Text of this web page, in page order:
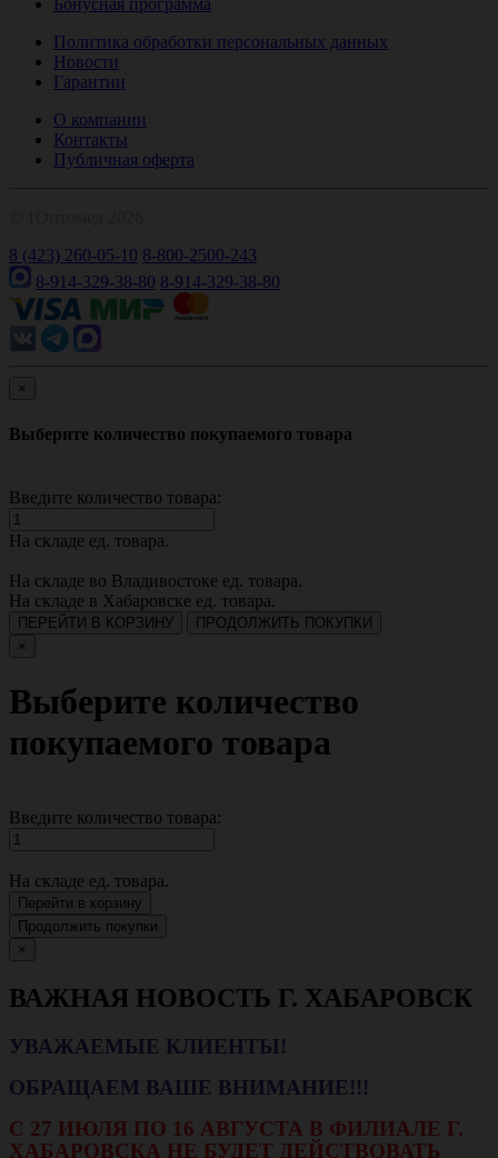
Бонусная программа
Политика обработки персональных данных
Новости
Гарантии
О компании
Контакты
Публичная оферта
8 (423) 260-05-10 8-800-2500-243
8-914-329-38-80 8-914-329-38-80
×
Выберите количество покупаемого товара
Введите количество товара:
На складе ед. товара.
На складе во Владивостоке ед. товара.
На складе в Хабаровске ед. товара.
ПЕРЕЙТИ В КОРЗИНУ
ПРОДОЛЖИТЬ ПОКУПКИ
×
Выберите количество
покупаемого товара
Введите количество товара:
На складе ед. товара.
Перейти в корзину
Продолжить покупки
×
ВАЖНАЯ НОВОСТЬ Г. ХАБАРОВСК
УВАЖАЕМЫЕ КЛИЕНТЫ!
ОБРАЩАЕМ ВАШЕ ВНИМАНИЕ!!!
С 27 ИЮЛЯ ПО 16 АВГУСТА В ФИЛИАЛЕ Г.
ХАБАРОВСКА НЕ БУДЕТ ДЕЙСТВОВАТЬ